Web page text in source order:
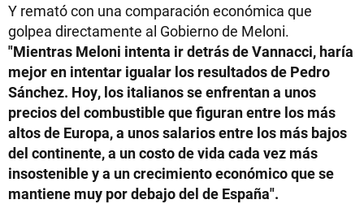
Y remató con una comparación económica que
golpea directamente al Gobierno de Meloni.
"Mientras Meloni intenta ir detrás de Vannacci, haría
mejor en intentar igualar los resultados de Pedro
Sánchez. Hoy, los italianos se enfrentan a unos
precios del combustible que figuran entre los más
altos de Europa, a unos salarios entre los más bajos
del continente, a un costo de vida cada vez más
insostenible y a un crecimiento económico que se
mantiene muy por debajo del de España".